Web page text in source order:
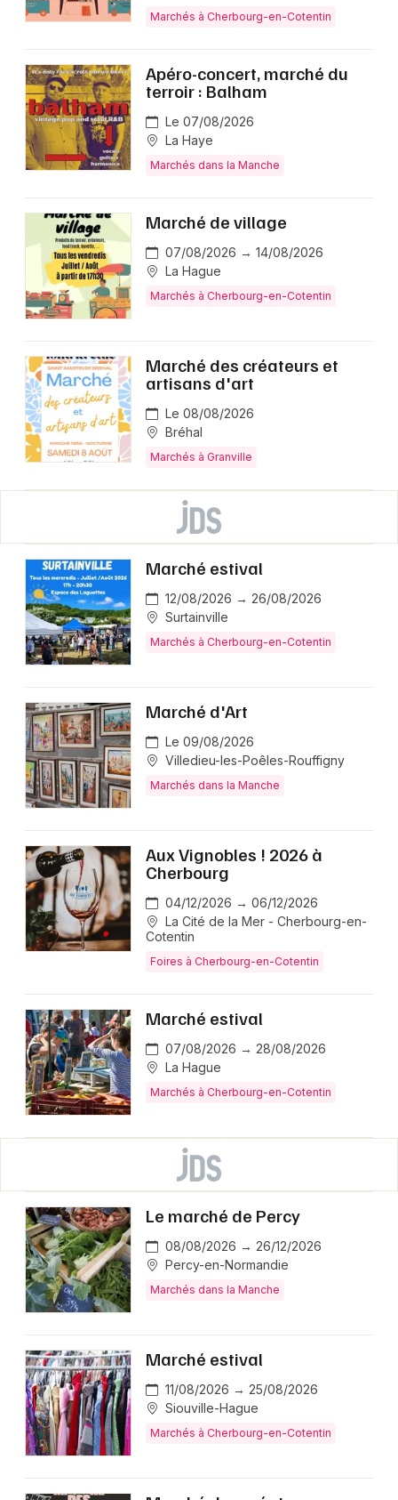
Marchés à Cherbourg-en-Cotentin
Apéro-concert, marché du
terroir : Balham
Le 07/08/2026
La Haye
Marchés dans la Manche
Marché de village
07/08/2026 → 14/08/2026
La Hague
Marchés à Cherbourg-en-Cotentin
Marché des créateurs et
artisans d'art
Le 08/08/2026
Bréhal
Marchés à Granville
Marché estival
12/08/2026 → 26/08/2026
Surtainville
Marchés à Cherbourg-en-Cotentin
Marché d'Art
Le 09/08/2026
Villedieu-les-Poêles-Rouffigny
Marchés dans la Manche
Aux Vignobles ! 2026 à
Cherbourg
04/12/2026 → 06/12/2026
La Cité de la Mer - Cherbourg-en-
Cotentin
Foires à Cherbourg-en-Cotentin
Marché estival
07/08/2026 → 28/08/2026
La Hague
Marchés à Cherbourg-en-Cotentin
Le marché de Percy
08/08/2026 → 26/12/2026
Percy-en-Normandie
Marchés dans la Manche
Marché estival
11/08/2026 → 25/08/2026
Siouville-Hague
Marchés à Cherbourg-en-Cotentin